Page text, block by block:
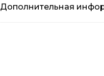
Дополнительная